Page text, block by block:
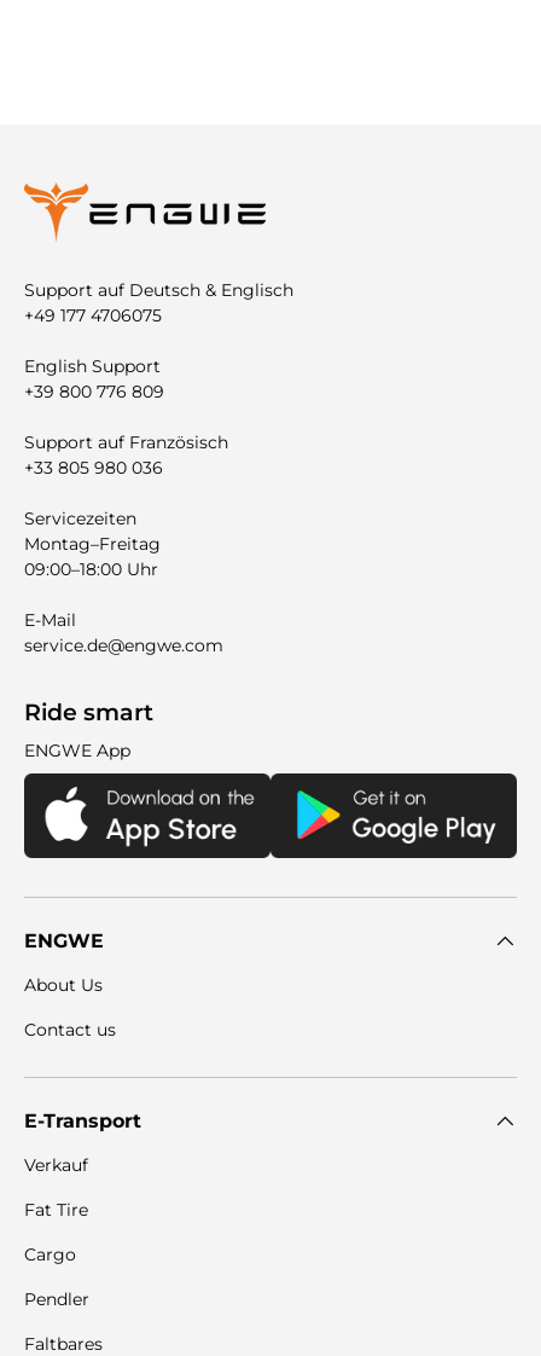
Support auf Deutsch & Englisch
+49 177 4706075
English Support
+39 800 776 809
Support auf Französisch
+33 805 980 036
Servicezeiten
Montag–Freitag
09:00–18:00 Uhr
E-Mail
service.de@engwe.com
Ride smart
ENGWE App
ENGWE
About Us
Contact us
E-Transport
Verkauf
Fat Tire
Cargo
Pendler
Faltbares